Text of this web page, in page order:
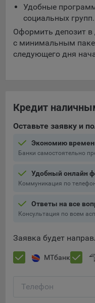
Остальные - не более
Отключение
определять
наиболее и наименее
интернет-сайты в
хранимый на
автоматически
сохраненные файлов
опцию в истории
Подробнее о
перейдя по внешним
Firefox
Opera
Internet Explorer
Удобные
социальных групп.
Оформить депозит
с минимальным
следующего дня
Кредит
Оставьте заявку и
Экономию
Банки самостоятельно
Удобный онлайн
Коммуникация по
Ответы на все
Консультация по всем
Заявка будет
МТбанк
Телефон